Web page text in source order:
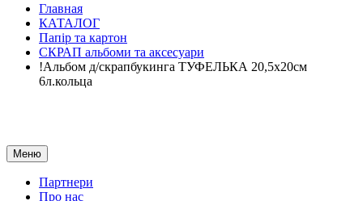
Главная
КАТАЛОГ
Папір та картон
СКРАП альбоми та аксесуари
!Альбом д/скрапбукинга ТУФЕЛЬКА 20,5х20см
6л.кольца
Меню
Партнери
Про нас